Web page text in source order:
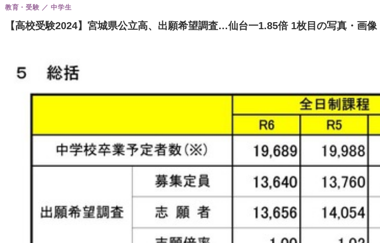
【高校受験2024】宮城県公立高、出願希望調査…仙台一1.85倍 1枚目の写真・画像
教育・受験 中学生